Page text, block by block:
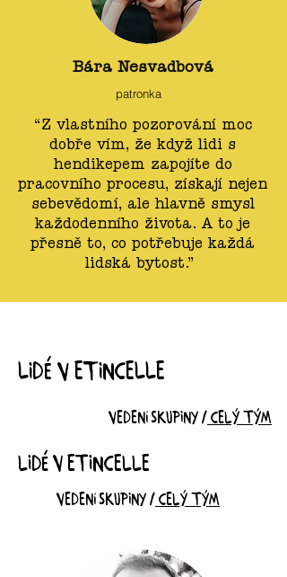
Bára Nesvadbová
patronka
“Z vlastního pozorování moc
dobře vím, že když lidi s
hendikepem zapojíte do
pracovního procesu, získají nejen
sebevědomí, ale hlavně smysl
každodenního života. A to je
přesně to, co potřebuje každá
lidská bytost.”
Lidé v etincelle
vedení skupiny / celý tým
Lidé v etincelle
vedení skupiny / celý tým